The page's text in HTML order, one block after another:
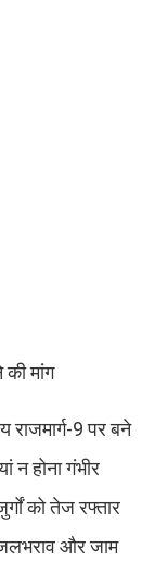
मांग
राजमार्ग-9 पर बने
न होना गंभीर
को तेज रफ्तार
जलभराव और जाम